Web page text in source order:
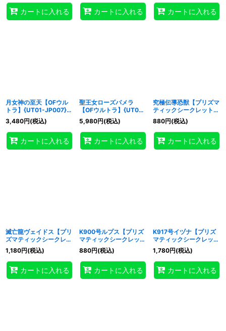
カートに入れる カートに入れる カートに入れる
月女神の至天【OFウル
トラ】{UT01-JP007}
《魔法》
3,480円(税込)
カートに入れる
聖王女ローズパメラ
【OFウルトラ】{UT01-
JP008}《モンスター》
5,980円(税込)
カートに入れる
究極伝導恐獣【プリズマ
ティックシークレット】
{UT01-JP010}《モンス
ター》
880円(税込)
カートに入れる
滅亡龍ヴェイドス【プリ
ズマティックシークレッ
ト】{UT01-JP011}《モ
ンスター》
1,180円(税込)
カートに入れる
K900号ルプス【プリズ
マティックシークレッ
ト】{UT01-JP012}《モ
ンスター》
880円(税込)
カートに入れる
K917号イヅナ【プリズ
マティックシークレッ
ト】{UT01-JP013}《モ
ンスター》
1,780円(税込)
カートに入れる